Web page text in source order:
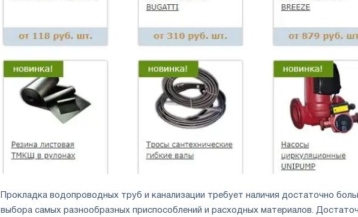
Прокладка водопроводных труб и канализации требует наличия достаточно
выбора самых разнообразных приспособлений и расходных материалов.